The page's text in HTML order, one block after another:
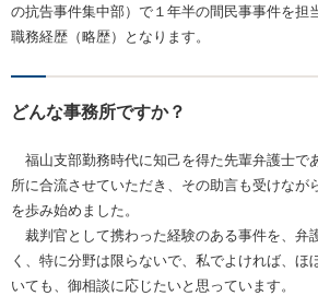
の抗告事件集中部）で１年半の間民事事件を担
職務経歴（略歴）となります。
どんな事務所ですか？
福山支部勤務時代に知己を得た先輩弁護士で
所に合流させていただき、その助言も受けなが
を歩み始めました。
裁判官として携わった経験のある事件を、弁
く、特に分野は限らないで、私でよければ、ほ
いても、御相談に応じたいと思っています。